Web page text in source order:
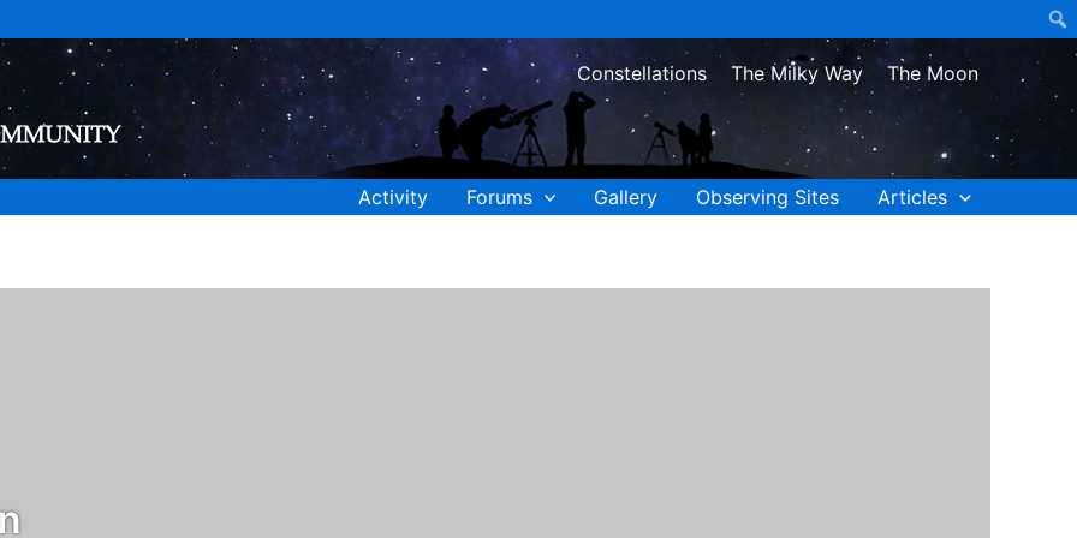
Constellations The Milky Way The Moon
Activity Forums Gallery Observing Sites Articles